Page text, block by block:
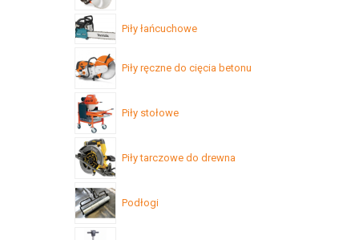
Piły łańcuchowe
Piły ręczne do cięcia betonu
Piły stołowe
Piły tarczowe do drewna
Podłogi